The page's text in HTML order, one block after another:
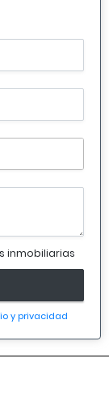
inmobiliarias
y privacidad